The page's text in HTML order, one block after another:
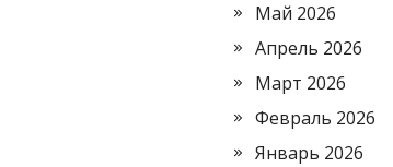
Май 2026
Апрель 2026
Март 2026
Февраль 2026
Январь 2026